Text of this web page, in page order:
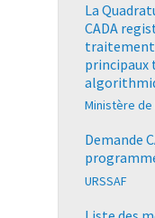
La
CADA
Ministère
Demande
URSSAF